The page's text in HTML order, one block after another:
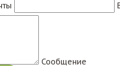
Сообщение